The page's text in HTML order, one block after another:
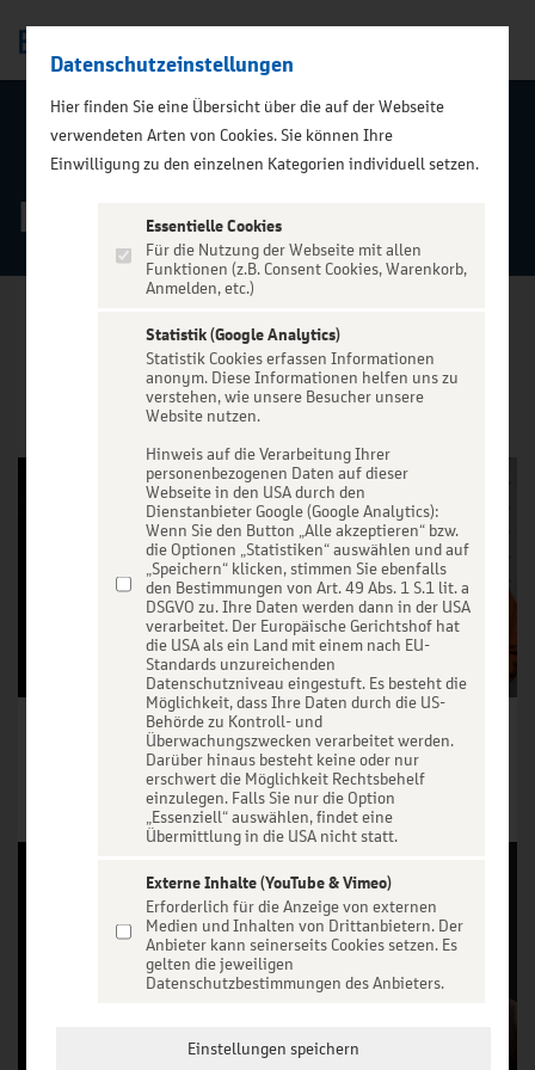
ZURÜCK ZUR STARTSEITE
Podcast
VERANSTALTUNGEN
Alexander Stevens & Jacqueline Belle - True Crime - Toxic Love
Tickets ab € 40,40
Tickets ab € 41,65
Tickets
Datenschutzeinstellungen
Hier finden Sie eine Übersicht über die auf der Webseite
verwendeten Arten von Cookies. Sie können Ihre
Einwilligung zu den einzelnen Kategorien individuell setzen.
Essentielle Cookies
Für die Nutzung der Webseite mit allen
Funktionen (z.B. Consent Cookies, Warenkorb,
Anmelden, etc.)
Statistik (Google Analytics)
Statistik Cookies erfassen Informationen
anonym. Diese Informationen helfen uns zu
verstehen, wie unsere Besucher unsere
Website nutzen.
Hinweis auf die Verarbeitung Ihrer
personenbezogenen Daten auf dieser
Webseite in den USA durch den
Dienstanbieter Google (Google Analytics):
Wenn Sie den Button „Alle akzeptieren“ bzw.
die Optionen „Statistiken“ auswählen und auf
„Speichern“ klicken, stimmen Sie ebenfalls
den Bestimmungen von Art. 49 Abs. 1 S.1 lit. a
DSGVO zu. Ihre Daten werden dann in der USA
verarbeitet. Der Europäische Gerichtshof hat
die USA als ein Land mit einem nach EU-
Standards unzureichenden
Datenschutzniveau eingestuft. Es besteht die
Möglichkeit, dass Ihre Daten durch die US-
Behörde zu Kontroll- und
Überwachungszwecken verarbeitet werden.
Darüber hinaus besteht keine oder nur
erschwert die Möglichkeit Rechtsbehelf
einzulegen. Falls Sie nur die Option
„Essenziell“ auswählen, findet eine
Übermittlung in die USA nicht statt.
Externe Inhalte (YouTube & Vimeo)
Erforderlich für die Anzeige von externen
Medien und Inhalten von Drittanbietern. Der
Anbieter kann seinerseits Cookies setzen. Es
gelten die jeweiligen
Datenschutzbestimmungen des Anbieters.
Einstellungen speichern